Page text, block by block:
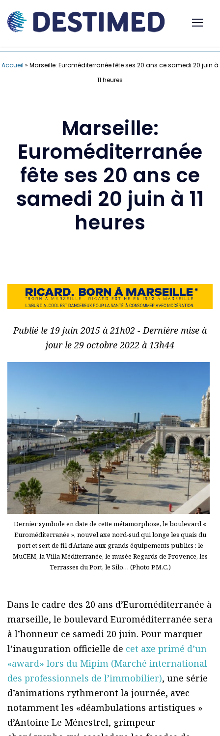
Accueil » Marseille: Euroméditerranée fête ses 20 ans ce samedi 20 juin à
11 heures
Marseille:
Euroméditerranée
fête ses 20 ans ce
samedi 20 juin à 11
heures
Publié le 19 juin 2015 à 21h02 - Dernière mise à
jour le 29 octobre 2022 à 13h44
Dernier symbole en date de cette métamorphose, le boulevard «
Euroméditerranée », nouvel axe nord-sud qui longe les quais du
port et sert de fil d’Ariane aux grands équipements publics : le
MuCEM, la Villa Méditerranée, le musée Regards de Provence, les
Terrasses du Port, le Silo… (Photo P.M.C.)
Dans le cadre des 20 ans d’Euroméditerranée à
marseille, le boulevard Euroméditerranée sera
à l’honneur ce samedi 20 juin. Pour marquer
l’inauguration officielle de cet axe primé d’un
«award» lors du Mipim (Marché international
des professionnels de l’immobilier), une série
d’animations rythmeront la journée, avec
notamment les «déambulations artistiques »
d’Antoine Le Ménestrel, grimpeur